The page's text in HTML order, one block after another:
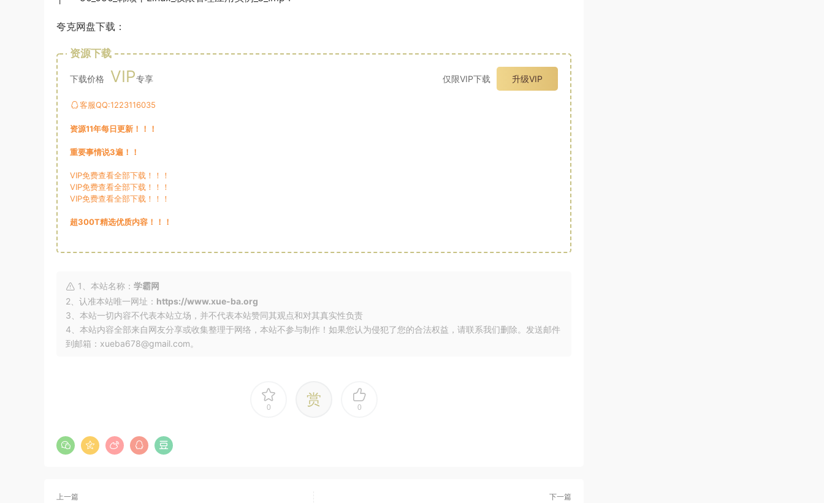
夸克网盘下载：
资源下载
下载价格 VIP专享 仅限VIP下载 升级VIP
客服QQ:1223116035
资源11年每日更新！！！
重要事情说3遍！！
VIP免费查看全部下载！！！
VIP免费查看全部下载！！！
VIP免费查看全部下载！！！
超300T精选优质内容！！！
1、本站名称： 学霸网
2、认准本站唯一网址： https://www.xue-ba.org
3、本站一切内容不代表本站立场，并不代表本站赞同其观点和对其真实性负责
4、本站内容全部来自网友分享或收集整理于网络，本站不参与制作！如果您认为侵犯了您的合法权益，请联系我们删除。发送邮件
到邮箱：xueba678@gmail.com。
0 赏 0
上一篇 下一篇